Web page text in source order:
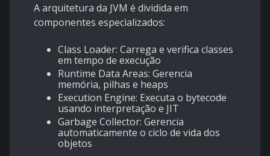
A arquitetura da JVM é dividida em
componentes especializados:
Class Loader: Carrega e verifica classes
em tempo de execução
Runtime Data Areas: Gerencia
memória, pilhas e heaps
Execution Engine: Executa o bytecode
usando interpretação e JIT
Garbage Collector: Gerencia
automaticamente o ciclo de vida dos
objetos